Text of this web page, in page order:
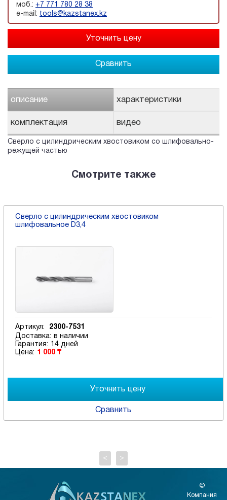
моб.: +7 771 780 28 38
e-mail: tools@kazstanex.kz
Сравнить
описание характеристики
комплектация видео
Сверло с цилиндрическим хвостовиком со шлифовально-
режущей частью
Смотрите также
Сверло с цилиндрическим хвостовиком
шлифовальное D3,4
Артикул:
2300-7531
Доставка:
в наличии
Гарантия:
14 дней
Цена: 1 000 ₸
Сравнить
< >
©
Компания